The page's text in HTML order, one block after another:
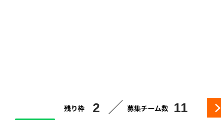
2 11